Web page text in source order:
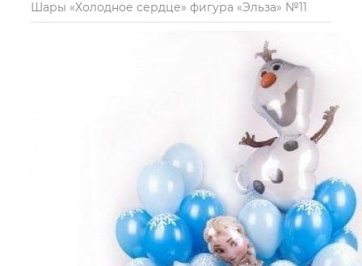
Шары «Холодное сердце» фигура «Эльза» №11